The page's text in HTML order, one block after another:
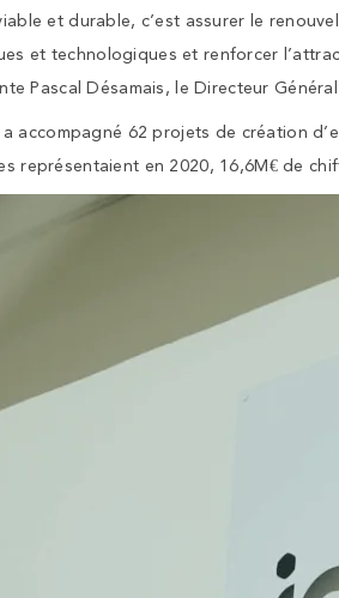
et durable, c’est assurer le
et technologiques et renforcer
Pascal Désamais, le Directeur Général
accompagné 62 projets de création
représentaient en 2020, 16,6M€ de